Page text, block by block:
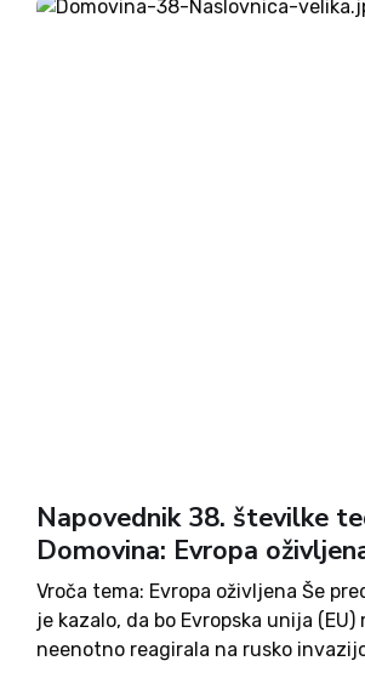
trditev. »Nevednost ljudi me...
Napovednik 38. številke
Domovina: Evropa
Vroča tema: Evropa oživljena Še
je kazalo, da bo Evropska unija (EU)
neenotno reagirala na rusko